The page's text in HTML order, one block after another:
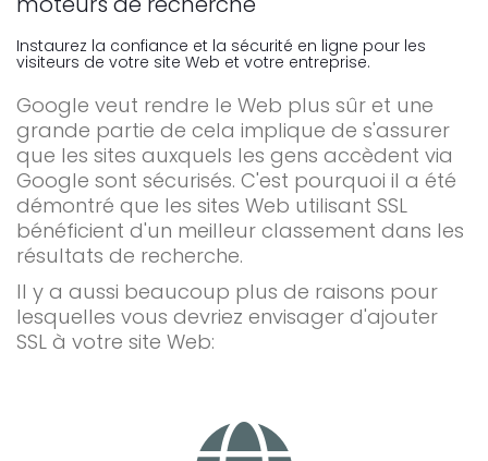
Instaurez la confiance et la sécurité en ligne pour les
visiteurs de votre site Web et votre entreprise.
Google veut rendre le Web plus sûr et une
grande partie de cela implique de s'assurer
que les sites auxquels les gens accèdent via
Google sont sécurisés. C'est pourquoi il a été
démontré que les sites Web utilisant SSL
bénéficient d'un meilleur classement dans les
résultats de recherche.
Il y a aussi beaucoup plus de raisons pour
lesquelles vous devriez envisager d'ajouter
SSL à votre site Web: